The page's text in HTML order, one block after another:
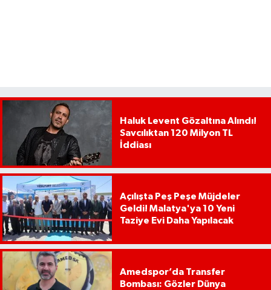
Haluk Levent Gözaltına Alındı!
Savcılıktan 120 Milyon TL
İddiası
Açılışta Peş Peşe Müjdeler
Geldi! Malatya'ya 10 Yeni
Taziye Evi Daha Yapılacak
Amedspor’da Transfer
Bombası: Gözler Dünya